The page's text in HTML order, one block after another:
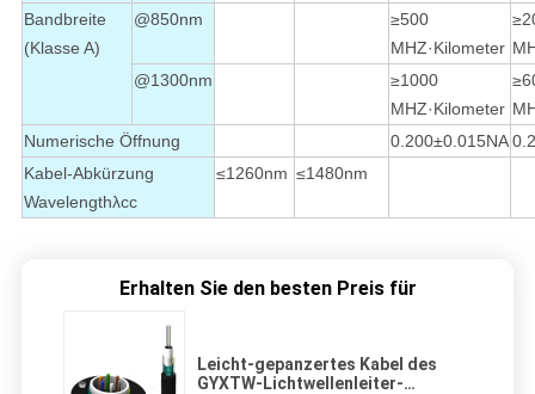
Bandbreite
(Klasse A)
@850nm
≥500
MHZ·Kilometer
@1300nm
≥1000
MHZ·Kilometer
Numerische Öffnung
0.200±0.015NA
Kabel-Abkürzung
Wavelengthλcc
≤1260nm ≤1480nm
Erhalten Sie den besten Preis für
Leicht-gepanzertes Kabel des
GYXTW-Lichtwellenleiter-